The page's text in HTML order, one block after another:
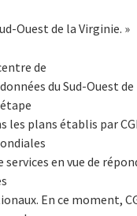
Ouest de la Virginie. »
de
du Sud-Ouest
les plans établis par
en vue de
En ce moment,